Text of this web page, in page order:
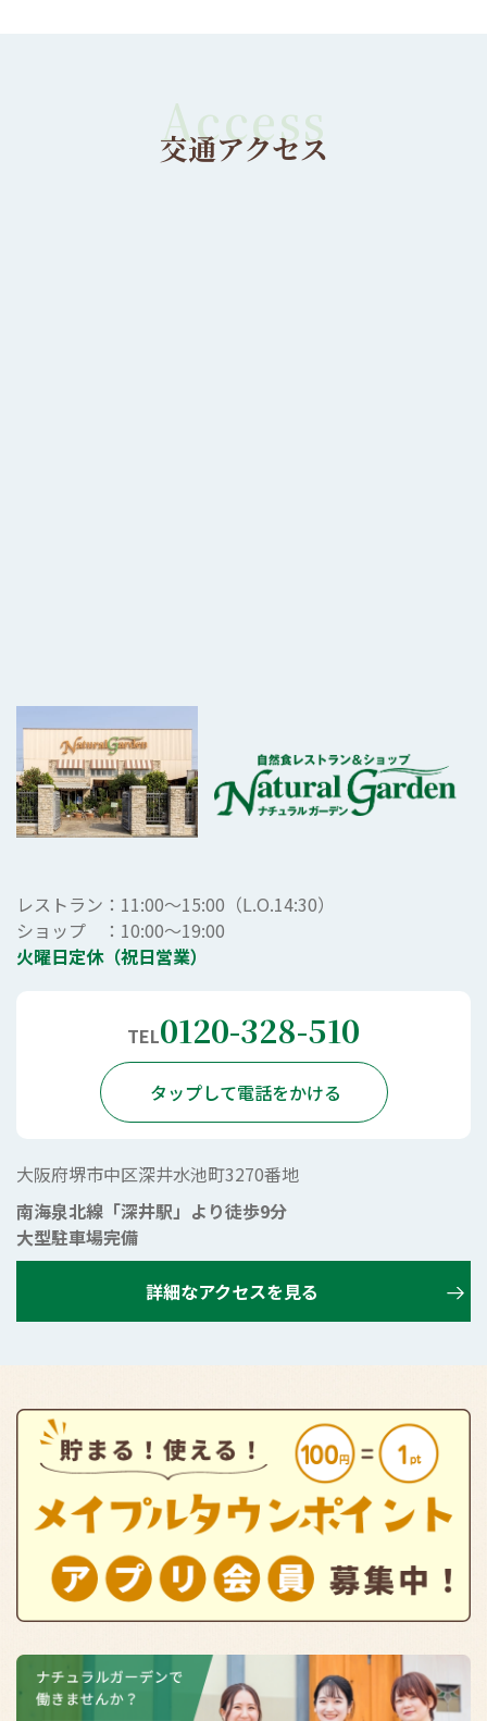
交通アクセス
レストラン：11:00～15:00（L.O.14:30）
ショップ ：10:00～19:00
火曜日定休（祝日営業）
TEL0120-328-510
タップして電話をかける
大阪府堺市中区深井水池町3270番地
南海泉北線「深井駅」より徒歩9分
大型駐車場完備
詳細なアクセスを見る